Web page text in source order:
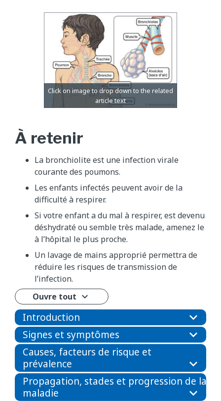
À retenir
La bronchiolite est une infection virale
courante des poumons.
Les enfants infectés peuvent avoir de la
difficulté à respirer.
Si votre enfant a du mal à respirer, est devenu
déshydraté ou semble très malade, amenez le
à l’hôpital le plus proche.
Un lavage de mains approprié permettra de
réduire les risques de transmission de
l’infection.
Ouvre tout
Introduction
Signes et symptômes
Causes, facteurs de risque et
prévalence
Propagation, stades et progression de la
maladie